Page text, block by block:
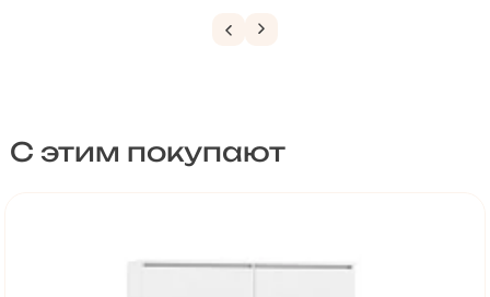
С этим покупают